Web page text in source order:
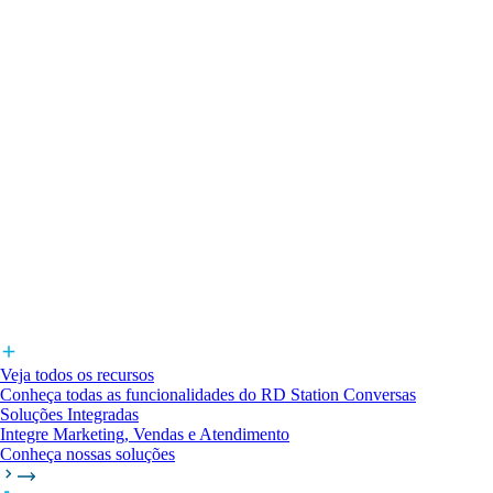
Veja todos os recursos
Conheça todas as funcionalidades do RD Station Conversas
Soluções Integradas
Integre Marketing, Vendas e Atendimento
Conheça nossas soluções